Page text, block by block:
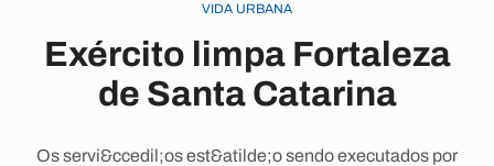
VIDA URBANA
Exército limpa Fortaleza
de Santa Catarina
Os servi&ccedil;os est&atilde;o sendo executados por